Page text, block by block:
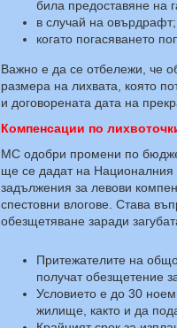
била предоставяне на
в случай на овърдрафт;
когато погасяването
Важно е да се отбележи, че
размера на лихвата, която
и договорената дата на
Компенсации по
МС одобри промени по
ще се дадат на
задължения за левови
спестовни влогове. Става
обезщетяване заради
Притежателите на
получат обезщетение
Условието е до 30
жилище, както и да